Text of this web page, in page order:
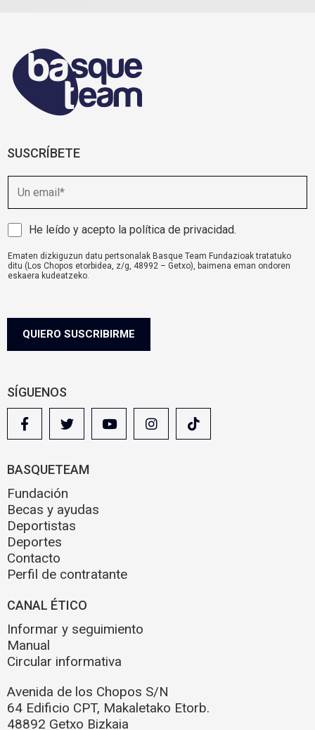
SUSCRÍBETE
m
a
i
l
A
i
s
e
a
He leído y acepto la política de privacidad.
Ematen dizkiguzun datu pertsonalak Basque Team Fundazioak tratatuko
ditu (Los Chopos etorbidea, z/g, 48992 – Getxo), baimena eman ondoren
eskaera kudeatzeko.
QUIERO SUSCRIBIRME
SÍGUENOS
BASQUETEAM
Fundación
Becas y ayudas
Deportistas
Deportes
Contacto
Perfil de contratante
CANAL ÉTICO
Informar y seguimiento
Manual
Circular informativa
Avenida de los Chopos S/N
64 Edificio CPT, Makaletako Etorb.
48892 Getxo Bizkaia